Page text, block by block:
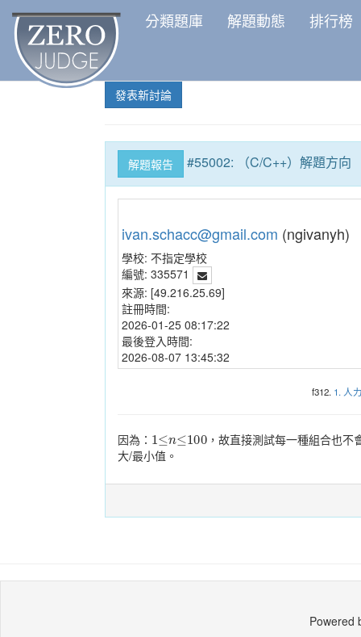
分類題庫 解題動態 排行榜
發表新討論
解題報告 #55002: （C/C++）解題方向
ivan.schacc@gmail.com (ngivanyh)
學校: 不指定學校
編號: 335571
來源: [49.216.25.69]
註冊時間:
2026-01-25 08:17:22
最後登入時間:
2026-08-07 13:45:32
f312. 1. 人
因為：
，故直接測試每一種組合也不
大/最小值。
Powered